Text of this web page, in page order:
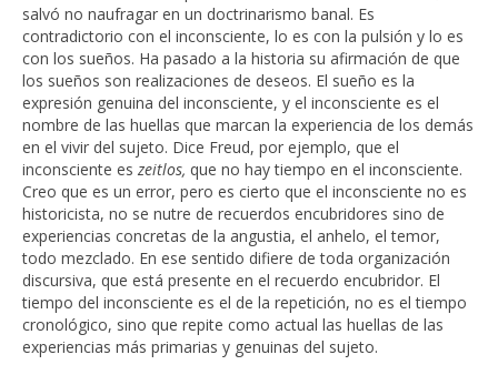
salvó no naufragar en un doctrinarismo banal. Es
contradictorio con el inconsciente, lo es con la pulsión y lo es
con los sueños. Ha pasado a la historia su afirmación de que
los sueños son realizaciones de deseos. El sueño es la
expresión genuina del inconsciente, y el inconsciente es el
nombre de las huellas que marcan la experiencia de los demás
en el vivir del sujeto. Dice Freud, por ejemplo, que el
inconsciente es zeitlos, que no hay tiempo en el inconsciente.
Creo que es un error, pero es cierto que el inconsciente no es
historicista, no se nutre de recuerdos encubridores sino de
experiencias concretas de la angustia, el anhelo, el temor,
todo mezclado. En ese sentido difiere de toda organización
discursiva, que está presente en el recuerdo encubridor. El
tiempo del inconsciente es el de la repetición, no es el tiempo
cronológico, sino que repite como actual las huellas de las
experiencias más primarias y genuinas del sujeto.